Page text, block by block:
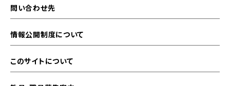
問い合わせ先
情報公開制度について
このサイトについて